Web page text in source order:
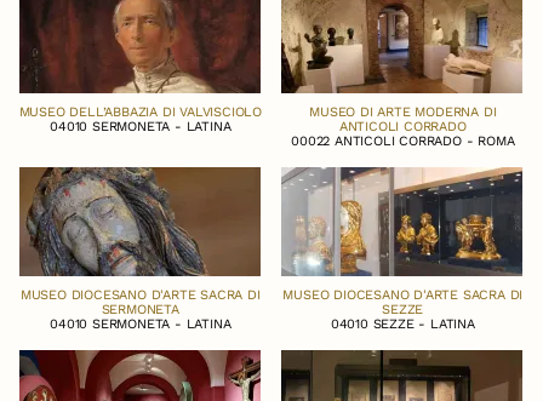
MUSEO DELL’ABBAZIA DI VALVISCIOLO
04010 SERMONETA - LATINA
MUSEO DI ARTE MODERNA DI
ANTICOLI CORRADO
00022 ANTICOLI CORRADO - ROMA
MUSEO DIOCESANO D'ARTE SACRA DI
SERMONETA
04010 SERMONETA - LATINA
MUSEO DIOCESANO D'ARTE SACRA DI
SEZZE
04010 SEZZE - LATINA